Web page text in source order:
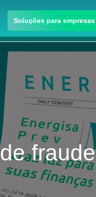
Soluções para empresas
fraude